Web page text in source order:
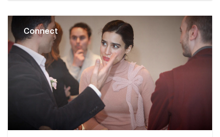
Connect